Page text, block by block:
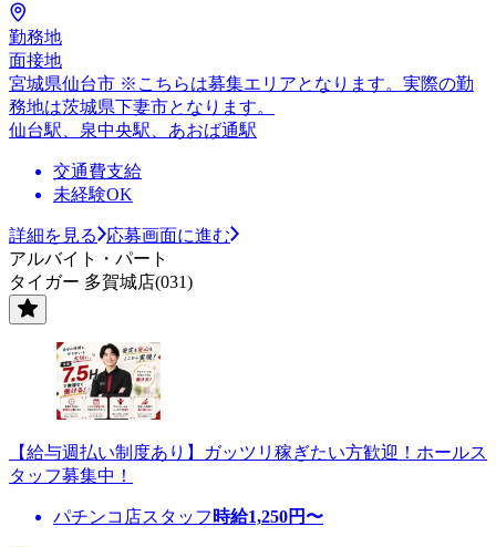
勤務地
面接地
宮城県仙台市 ※こちらは募集エリアとなります。実際の勤
務地は茨城県下妻市となります。
仙台駅、泉中央駅、あおば通駅
交通費支給
未経験OK
詳細を見る
応募画面に進む
アルバイト・パート
タイガー 多賀城店(031)
【給与週払い制度あり】ガッツリ稼ぎたい方歓迎！ホールス
タッフ募集中！
パチンコ店スタッフ 時給1,250円〜